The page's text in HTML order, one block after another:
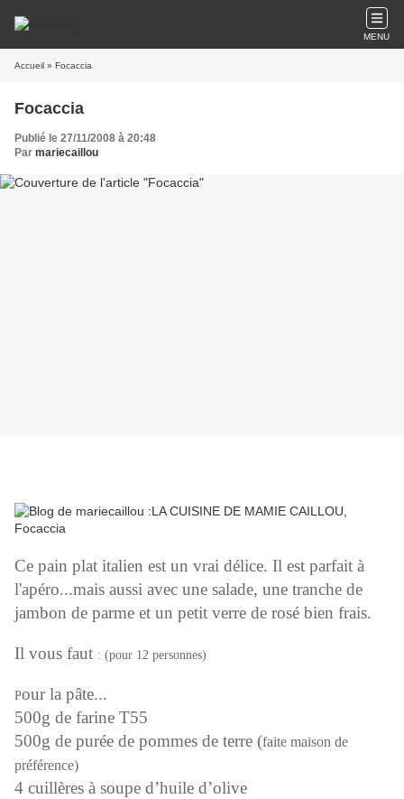
MENU
Accueil » Focaccia
Focaccia
Publié le 27/11/2008 à 20:48
Par mariecaillou
Ce pain plat italien est un vrai délice. Il est parfait à
l'apéro...mais aussi avec une salade, une tranche de
jambon de parme et un petit verre de rosé bien frais.
Il vous faut : (pour 12 personnes)
Pour la pâte...
500g de farine T55
500g de purée de pommes de terre (faite maison de
préférence)
4 cuillères à soupe d’huile d’olive